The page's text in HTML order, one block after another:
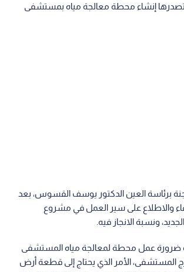
إنشاء محطة معالجة مياه بمستشفى
برئاسة العين الدكتور يوسف القسوس، بعد
والاطلاع على سير العمل في مشروع
ونسبة الانجاز فيه.
ضرورة عمل محطة لمعالجة مياه المستشفى
المستشفى، الأمر الذي يحتاج إلى قطعة أرض